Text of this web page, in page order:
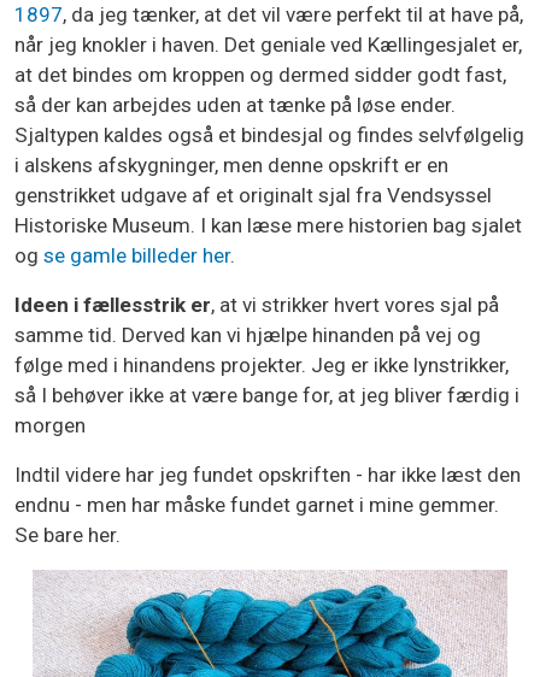
1897, da jeg tænker, at det vil være perfekt til at have på,
når jeg knokler i haven. Det geniale ved Kællingesjalet er,
at det bindes om kroppen og dermed sidder godt fast,
så der kan arbejdes uden at tænke på løse ender.
Sjaltypen kaldes også et bindesjal og findes selvfølgelig
i alskens afskygninger, men denne opskrift er en
genstrikket udgave af et originalt sjal fra Vendsyssel
Historiske Museum. I kan læse mere historien bag sjalet
og se gamle billeder her.
Ideen i fællesstrik er, at vi strikker hvert vores sjal på
samme tid. Derved kan vi hjælpe hinanden på vej og
følge med i hinandens projekter. Jeg er ikke lynstrikker,
så I behøver ikke at være bange for, at jeg bliver færdig i
morgen
Indtil videre har jeg fundet opskriften - har ikke læst den
endnu - men har måske fundet garnet i mine gemmer.
Se bare her.